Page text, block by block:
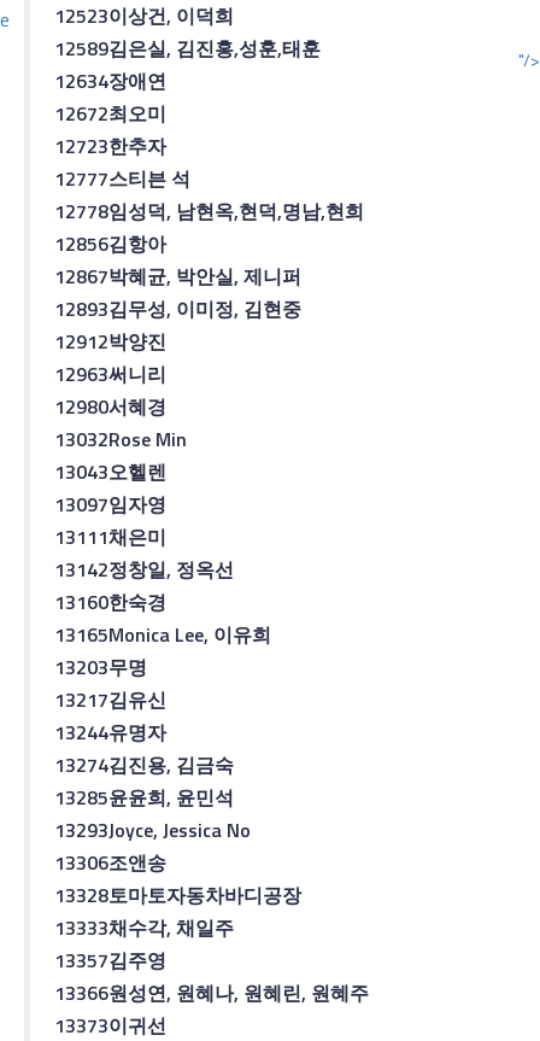
"/>
12523이상건, 이덕희
12589김은실, 김진홍,성훈,태훈
12634장애연
12672최오미
12723한추자
12777스티븐 석
12778임성덕, 남현옥,현덕,명남,현희
12856김항아
12867박혜균, 박안실, 제니퍼
12893김무성, 이미정, 김현중
12912박양진
12963써니리
12980서혜경
13032Rose Min
13043오헬렌
13097임자영
13111채은미
13142정창일, 정옥선
13160한숙경
13165Monica Lee, 이유희
13203무명
13217김유신
13244유명자
13274김진용, 김금숙
13285윤윤희, 윤민석
13293Joyce, Jessica No
13306조앤송
13328토마토자동차바디공장
13333채수각, 채일주
13357김주영
13366원성연, 원혜나, 원혜린, 원혜주
13373이귀선